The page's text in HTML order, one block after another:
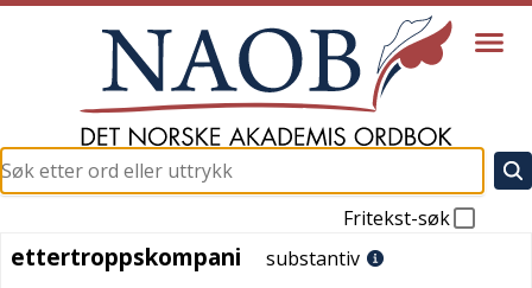
Fritekst-søk
ettertroppskompani
ettertroppskompani substantiv